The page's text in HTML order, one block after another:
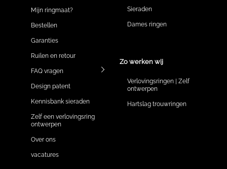
Mijn ringmaat?
Bestellen
Garanties
Ruilen en retour
FAQ vragen
Design patent
Kennisbank sieraden
Zelf een verlovingsring
ontwerpen
Over ons
vacatures
Sieraden
Dames ringen
Zo werken wij
Verlovingsringen | Zelf
ontwerpen
Hartslag trouwringen